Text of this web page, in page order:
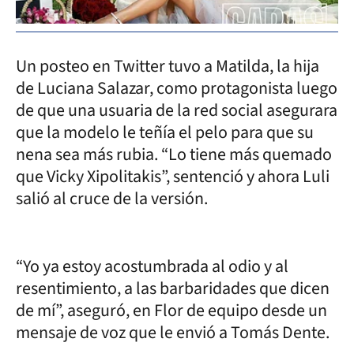
Un posteo en Twitter tuvo a Matilda, la hija
de Luciana Salazar, como protagonista luego
de que una usuaria de la red social asegurara
que la modelo le teñía el pelo para que su
nena sea más rubia. “Lo tiene más quemado
que Vicky Xipolitakis”, sentenció y ahora Luli
salió al cruce de la versión.
“Yo ya estoy acostumbrada al odio y al
resentimiento, a las barbaridades que dicen
de mí”, aseguró, en Flor de equipo desde un
mensaje de voz que le envió a Tomás Dente.